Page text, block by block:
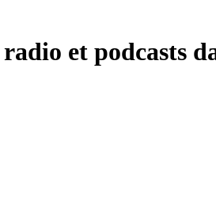
et podcasts